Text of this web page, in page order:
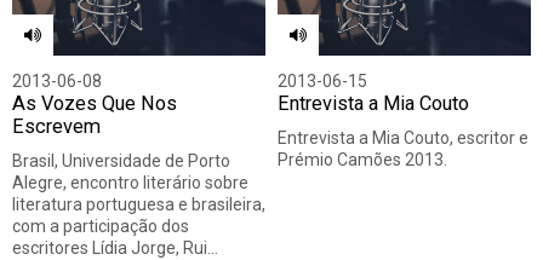
2013-06-08
As Vozes Que Nos
Escrevem
Brasil, Universidade de Porto
Alegre, encontro literário sobre
literatura portuguesa e brasileira,
com a participação dos
escritores Lídia Jorge, Rui…
2013-06-15
Entrevista a Mia Couto
Entrevista a Mia Couto, escritor e
Prémio Camões 2013.